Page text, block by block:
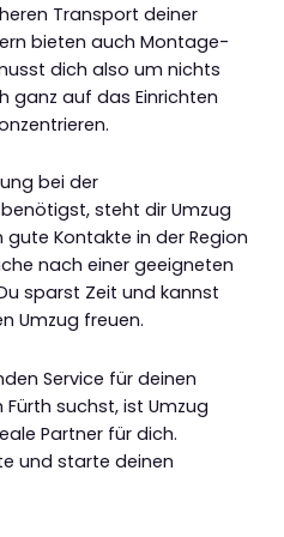
Transport deiner
bieten auch Montage-
dich also um nichts
ganz auf das Einrichten
bei der
steht dir Umzug
gute Kontakte in der Region
nach einer geeigneten
sparst Zeit und kannst
Umzug freuen.
Service für deinen
suchst, ist Umzug
Partner für dich.
und starte deinen